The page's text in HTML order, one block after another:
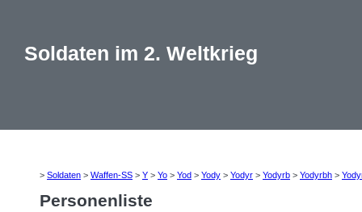
Soldaten im 2. Weltkrieg
> Soldaten > Waffen-SS > Y > Yo > Yod > Yody > Yodyr > Yodyrb > Yodyrbh >
Personenliste